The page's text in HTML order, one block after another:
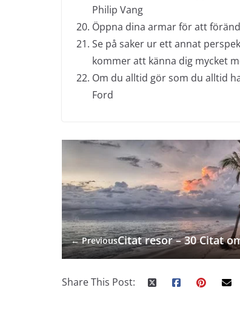
Philip Vang
Öppna dina armar för att
Se på saker ur ett annat
kommer att känna dig mycket
Om du alltid gör som du alltid
Ford
← PreviousCitat resor – 30 Citat
Share This Post: